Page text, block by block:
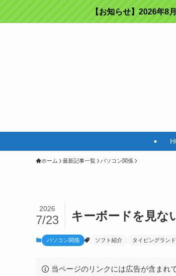
【お知らせ】2026年8
ホーム 最新記事一覧 パソコン関係
キーボードを見な
2026
7/23
パソコン関係 ソフト紹介 タイピングランド
当ページのリンクには広告が含まれ